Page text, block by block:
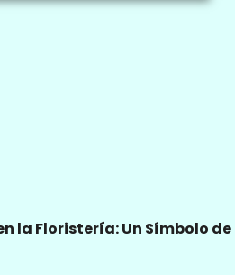
la Floristería: Un Símbolo